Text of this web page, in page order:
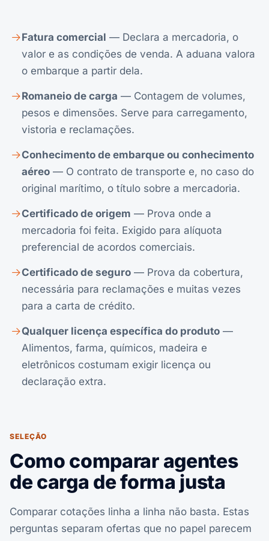
Fatura comercial — Declara a mercadoria, o
valor e as condições de venda. A aduana valora
o embarque a partir dela.
Romaneio de carga — Contagem de volumes,
pesos e dimensões. Serve para carregamento,
vistoria e reclamações.
Conhecimento de embarque ou conhecimento
aéreo — O contrato de transporte e, no caso do
original marítimo, o título sobre a mercadoria.
Certificado de origem — Prova onde a
mercadoria foi feita. Exigido para alíquota
preferencial de acordos comerciais.
Certificado de seguro — Prova da cobertura,
necessária para reclamações e muitas vezes
para a carta de crédito.
Qualquer licença específica do produto —
Alimentos, farma, químicos, madeira e
eletrônicos costumam exigir licença ou
declaração extra.
SELEÇÃO
Como comparar agentes
de carga de forma justa
Comparar cotações linha a linha não basta. Estas
perguntas separam ofertas que no papel parecem